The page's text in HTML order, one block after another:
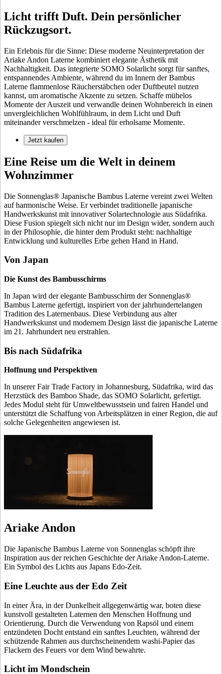
Licht trifft Duft. Dein persönlicher
Rückzugsort.
Ein Erlebnis für die Sinne: Diese moderne Neuinterpretation der
Ariake Andon Laterne kombiniert elegante Ästhetik mit
Nachhaltigkeit. Das integrierte SOMO Solarlicht sorgt für sanftes,
entspannendes Ambiente, während du im Innern der Bambus
Laterne flammenlose Räucherstäbchen oder Duftbeutel nutzen
kannst, um aromatische Akzente zu setzen. Schaffe mühelos
Momente der Auszeit und verwandle deinen Wohnbereich in einen
unvergleichlichen Wohlfühlraum, in dem Licht und Duft
miteinander verschmelzen - ideal für erholsame Momente.
Jetzt kaufen
Eine Reise um die Welt in deinem
Wohnzimmer
Die Sonnenglas® Japanische Bambus Laterne vereint zwei Welten
auf harmonische Weise. Er verbindet traditionelle japanische
Handwerkskunst mit innovativer Solartechnologie aus Südafrika.
Diese Fusion spiegelt sich nicht nur im Design wider, sondern auch
in der Philosophie, die hinter dem Produkt steht: nachhaltige
Entwicklung und kulturelles Erbe gehen Hand in Hand.
Von Japan
Die Kunst des Bambusschirms
In Japan wird der elegante Bambusschirm der Sonnenglas®
Bambus Laterne gefertigt, inspiriert von der jahrhundertelangen
Tradition des Laternenbaus. Diese Verbindung aus alter
Handwerkskunst und modernem Design lässt die japanische Laterne
im 21. Jahrhundert neu erstrahlen.
Bis nach Südafrika
Hoffnung und Perspektiven
In unserer Fair Trade Factory in Johannesburg, Südafrika, wird das
Herzstück des Bamboo Shade, das SOMO Solarlicht, gefertigt.
Jedes Modul steht für Umweltbewusstsein und fairen Handel und
unterstützt die Schaffung von Arbeitsplätzen in einer Region, die auf
solche Gelegenheiten angewiesen ist.
Ariake Andon
Die Japanische Bambus Laterne von Sonnenglas schöpft ihre
Inspiration aus der reichen Geschichte der Ariake Andon-Laterne.
Ein Symbol des Lichts aus Japans Edo-Zeit.
Eine Leuchte aus der Edo Zeit
In einer Ära, in der Dunkelheit allgegenwärtig war, boten diese
kunstvoll gestalteten Laternen den Menschen Hoffnung und
Orientierung. Durch die Verwendung von Rapsöl und einem
entzündeten Docht entstand ein sanftes Leuchten, während der
schützende Rahmen aus durchscheinendem washi-Papier das
Flackern des Feuers vor dem Wind bewahrte.
Licht im Mondschein